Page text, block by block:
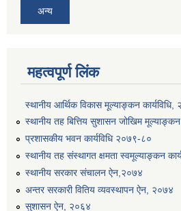
अन्य
महत्वपूर्ण लिंक
स्थानीय आर्थिक विकास मूल्याङ्कन कार्यविधि,
स्थानीय तह बित्तिय सुशासन जोखिम मूल्याङ्कन
प्रशासकीय भवन कार्यविधि २०७९-८०
स्थानीय तह संस्थागत क्षमता स्वमूल्याङ्कन
स्थानीय सरकार संचालन ऐन,२०७४
अन्तर सरकारी वितिय व्यवस्थापन ऐन, २०७४
सुशासन ऐन, २०६४